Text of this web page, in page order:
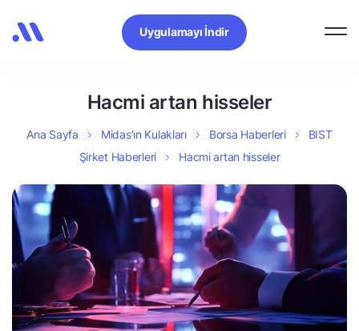
Uygulamayı İndir
Hacmi artan hisseler
Ana Sayfa Midas’ın Kulakları Borsa Haberleri
BIST
Şirket Haberleri
Hacmi artan hisseler